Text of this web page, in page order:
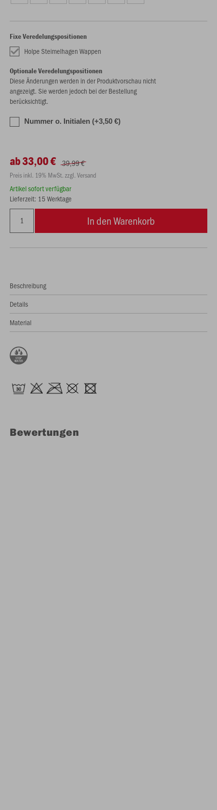
Fixe Veredelungspositionen
Holpe Steimelhagen Wappen
Optionale Veredelungspositionen
Diese Änderungen werden in der Produktvorschau nicht
angezeigt. Sie werden jedoch bei der Bestellung
berücksichtigt.
Nummer o. Initialen (+3,50 €)
ab 33,00 € 39,99 €
Preis inkl. 19% MwSt. zzgl. Versand
Artikel sofort verfügbar
Lieferzeit: 15 Werktage
In den Warenkorb
Beschreibung
Details
Material
Bewertungen